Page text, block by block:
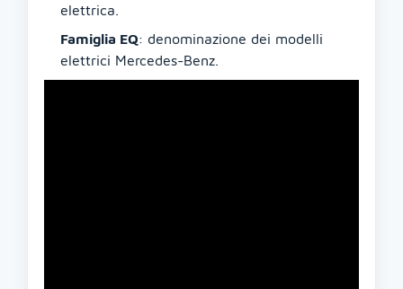
elettrica.
Famiglia EQ: denominazione dei modelli
elettrici Mercedes-Benz.